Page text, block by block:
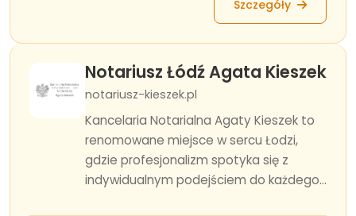
Szczegóły
Notariusz Łódź Agata Kieszek
notariusz-kieszek.pl
Kancelaria Notarialna Agaty Kieszek to
renomowane miejsce w sercu Łodzi,
gdzie profesjonalizm spotyka się z
indywidualnym podejściem do każdego...